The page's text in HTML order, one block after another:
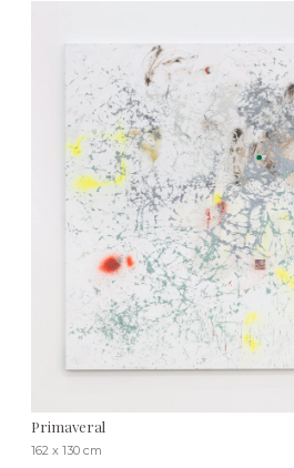
Primaveral
162 x 130 cm